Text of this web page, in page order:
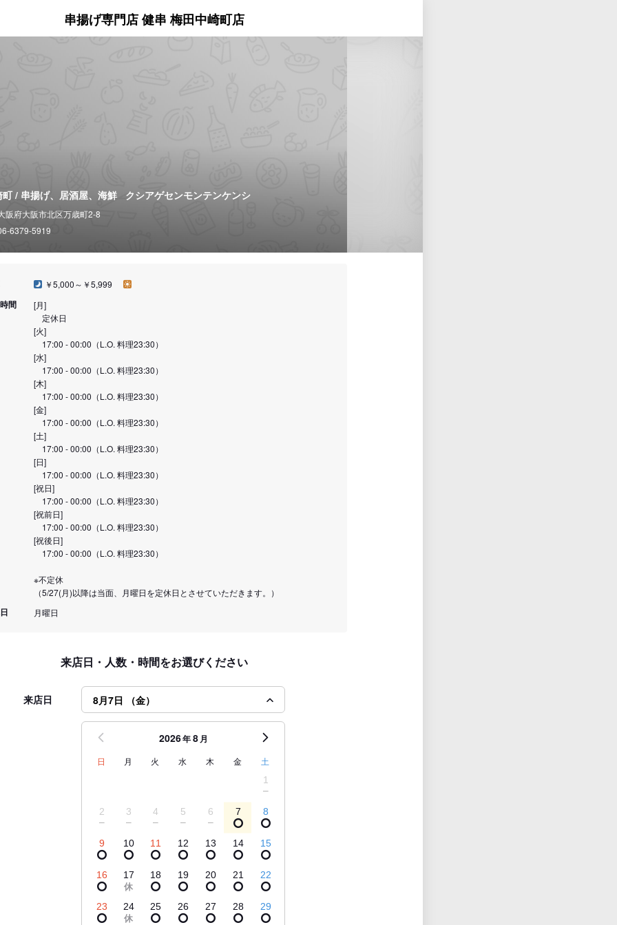
串揚げ専門店 健串 梅田中崎町店
町 / 串揚げ、居酒屋、海鮮 クシアゲセンモンテンケンシ
阪府大阪市北区万歳町2-8
6379-5919
￥5,000～￥5,999
間
[月]
定休日
[火]
17:00 - 00:00（L.O. 料理23:30）
[水]
17:00 - 00:00（L.O. 料理23:30）
[木]
17:00 - 00:00（L.O. 料理23:30）
[金]
17:00 - 00:00（L.O. 料理23:30）
[土]
17:00 - 00:00（L.O. 料理23:30）
[日]
17:00 - 00:00（L.O. 料理23:30）
[祝日]
17:00 - 00:00（L.O. 料理23:30）
[祝前日]
17:00 - 00:00（L.O. 料理23:30）
[祝後日]
17:00 - 00:00（L.O. 料理23:30）
※不定休
（5/27(月)以降は当面、月曜日を定休日とさせていただきます。）
月曜日
来店日・人数・時間をお選びください
来店日 8月7日 （金）
2026年8月
日 月 火 水 木 金 土
1
2 3 4 5 6 7 8
9 10 11 12 13 14 15
16 17 18 19 20 21 22
23 24 25 26 27 28 29